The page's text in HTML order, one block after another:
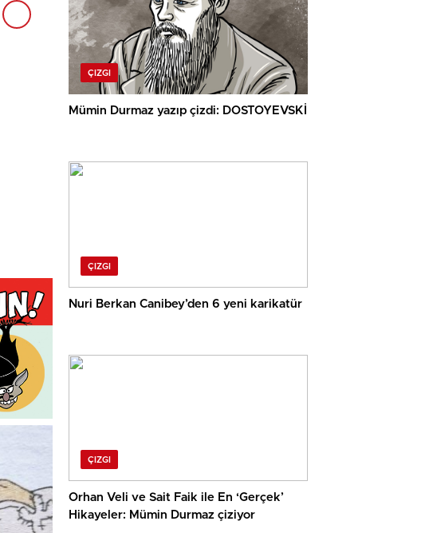
ÇIZGI
Mümin Durmaz yazıp çizdi: DOSTOYEVSKİ
ÇIZGI
Nuri Berkan Canibey’den 6 yeni karikatür
ÇIZGI
Orhan Veli ve Sait Faik ile En ‘Gerçek’
Hikayeler: Mümin Durmaz çiziyor